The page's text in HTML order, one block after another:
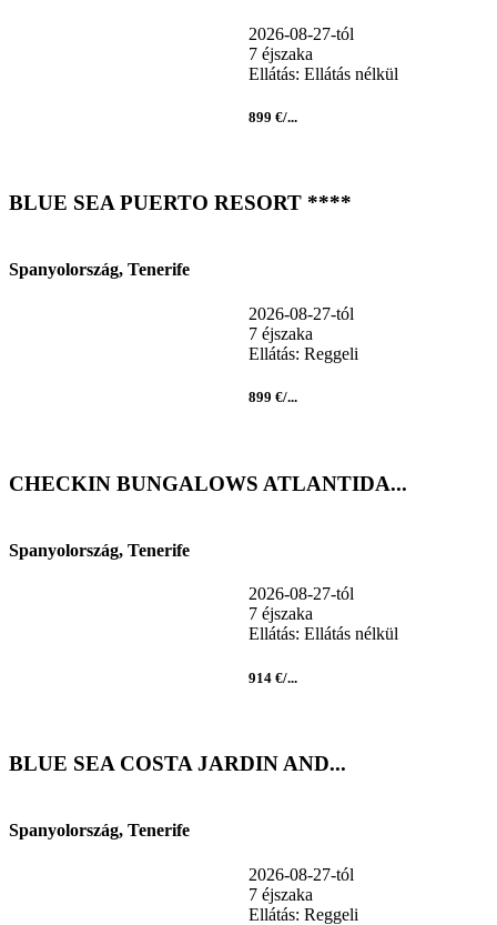
2026-08-27-tól
7 éjszaka
Ellátás: Ellátás nélkül
899 €/...
BLUE SEA PUERTO RESORT ****
Spanyolország, Tenerife
2026-08-27-tól
7 éjszaka
Ellátás: Reggeli
899 €/...
CHECKIN BUNGALOWS ATLANTIDA...
Spanyolország, Tenerife
2026-08-27-tól
7 éjszaka
Ellátás: Ellátás nélkül
914 €/...
BLUE SEA COSTA JARDIN AND...
Spanyolország, Tenerife
2026-08-27-tól
7 éjszaka
Ellátás: Reggeli